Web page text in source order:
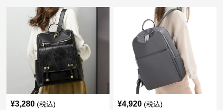
¥3,280 (税込) ¥4,920 (税込)